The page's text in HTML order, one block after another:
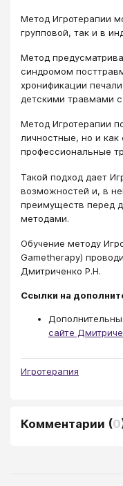
Метод Игротерапии
групповой, так и в
Метод
синдромом
хронификации
детскими травмами
Метод Игротерапии
личностные, но и как
профессиональные
Такой подход дает
возможностей и, в
преимуществ перед
методами.
Обучение методу
Gametherapy)
Дмитриченко Р.Н.
Ссылки на
сайте
Игротерапия
Комментарии (0